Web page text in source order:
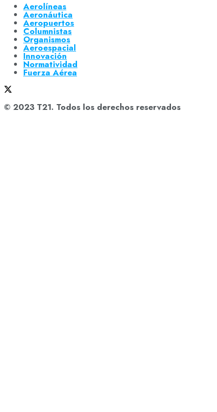
Aerolíneas
Aeronáutica
Aeropuertos
Columnistas
Organismos
Aeroespacial
Innovación
Normatividad
Fuerza Aérea
© 2023 T21. Todos los derechos reservados